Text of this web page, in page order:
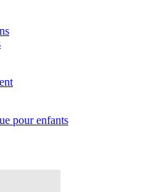
pour enfants